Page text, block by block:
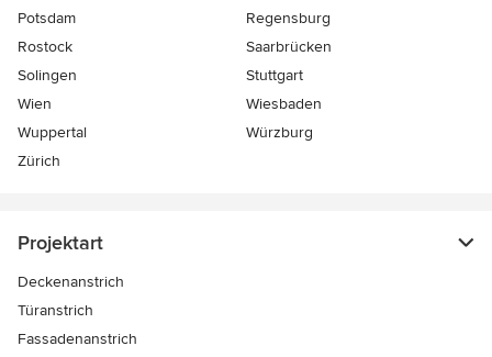
Potsdam
Regensburg
Rostock
Saarbrücken
Solingen
Stuttgart
Wien
Wiesbaden
Wuppertal
Würzburg
Zürich
Projektart
Deckenanstrich
Türanstrich
Fassadenanstrich